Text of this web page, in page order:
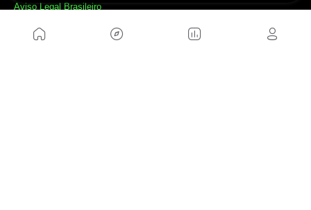
Aviso Legal Brasileiro
Anúnciate con nosotros brasileiro
Política de privacidad brasileiro